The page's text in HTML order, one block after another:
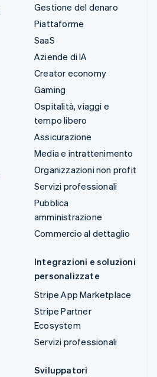
Gestione del denaro
Piattaforme
SaaS
Aziende di IA
Creator economy
Gaming
Ospitalità, viaggi e
tempo libero
Assicurazione
Media e intrattenimento
Organizzazioni non profit
Servizi professionali
Pubblica
amministrazione
Commercio al dettaglio
Integrazioni e soluzioni
personalizzate
Stripe App Marketplace
Stripe Partner
Ecosystem
Servizi professionali
Sviluppatori